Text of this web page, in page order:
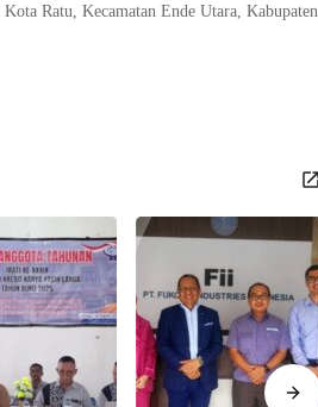
Ratu, Kecamatan Ende Utara, Kabupaten